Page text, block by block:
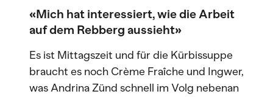
«Mich hat interessiert, wie die Arbeit
auf dem Rebberg aussieht»
Es ist Mittagszeit und für die Kürbissuppe
braucht es noch Crème Fraîche und Ingwer,
was Andrina Zünd schnell im Volg nebenan